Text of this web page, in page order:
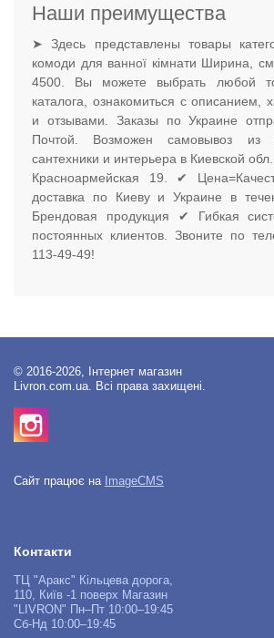
Наши преимущества
➤ Здесь представлены товары
комоди для ванної кімнати Ширина,
4500. Вы можете выбрать любой
каталога, ознакомиться с описанием,
и отзывами. Заказы по Украине
Почтой. Возможен самовывоз из
сантехники и интерьера в Киевской
Красноармейская 19. ✔
доставка по Киеву и Украине в
Брендовая продукция ✔ Гибкая
постоянных клиентов. Звоните по
113-49-49!
© 2016-2026, Інтернет магазин
Livron.com.ua. Всі права захищені.
Сайт працює на ImageCMS
Контакти
ТЦ "Аракс" Кільцева дорога,
110, Київ -1 поверх Магазин
"LIVRON" Пн–Пт 10:00–19:45
Сб-Нд 10:00–19:45